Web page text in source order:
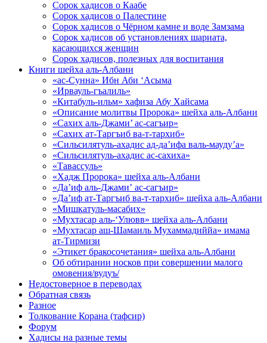
Сорок хадисов о Каабе
Сорок хадисов о Палестине
Сорок хадисов о Чёрном камне и воде Замзама
Сорок хадисов об установлениях шариата,
касающихся женщин
Сорок хадисов, полезных для воспитания
Книги шейха аль-Албани
«ас-Сунна» Ибн Аби ‘Асыма
«Ирвауль-гъалиль»
«Китабуль-ильм» хафиза Абу Хайсама
«Описание молитвы Пророка» шейха аль-Албани
«Сахих аль-Джами’ ас-сагъир»
«Сахих ат-Таргъиб ва-т-тархиб»
«Сильсилятуль-ахадис ад-да’ифа валь-мауду’а»
«Сильсилятуль-ахадис ас-сахиха»
«Тавассуль»
«Хадж Пророка» шейха аль-Албани
«Да’иф аль-Джами’ ас-сагъир»
«Да’иф ат-Таргъиб ва-т-тархиб» шейха аль-Албани
«Мишкатуль-масабих»
«Мухтасар аль-‘Улювв» шейха аль-Албани
«Мухтасар аш-Шамаиль Мухаммадиййа» имама
ат-Тирмизи
«Этикет бракосочетания» шейха аль-Албани
Об обтирании носков при совершении малого
омовения/вудуъ/
Недостоверное в переводах
Обратная связь
Разное
Толкование Корана (тафсир)
Форум
Хадисы на разные темы